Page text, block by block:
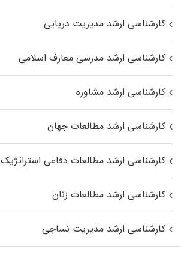
کارشناسی ارشد مدیریت دریایی
کارشناسی ارشد مدرسی معارف اسلامی
کارشناسی ارشد مشاوره
کارشناسی ارشد مطالعات جهان
کارشناسی ارشد مطالعات دفاعی استراتژیک
کارشناسی ارشد مطالعات زنان
کارشناسی ارشد مدیریت نساجی